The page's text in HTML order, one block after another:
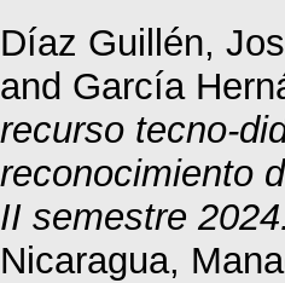
Díaz Guillén,
and García
recurso tecno-
reconocimiento
II semestre 2024.
Nicaragua,